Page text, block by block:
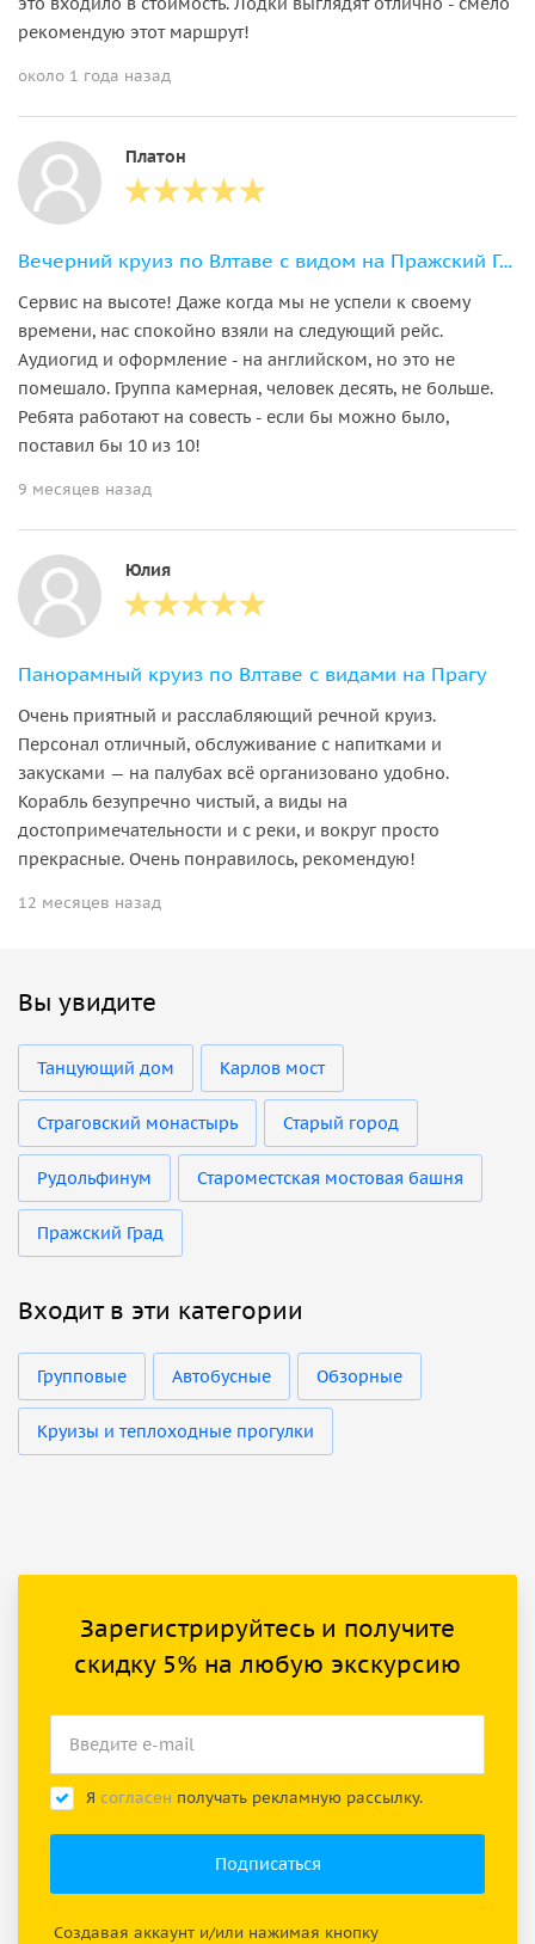
рекомендую этот маршрут!
около 1 года назад
Платон
Вечерний круиз по Влтаве с видом на Пражский Град и Карлов мост
Сервис на высоте! Даже когда мы не успели к своему
времени, нас спокойно взяли на следующий рейс.
Аудиогид и оформление - на английском, но это не
помешало. Группа камерная, человек десять, не больше.
Ребята работают на совесть - если бы можно было,
поставил бы 10 из 10!
9 месяцев назад
Юлия
Панорамный круиз по Влтаве с видами на Прагу
Очень приятный и расслабляющий речной круиз.
Персонал отличный, обслуживание с напитками и
закусками — на палубах всё организовано удобно.
Корабль безупречно чистый, а виды на
достопримечательности и с реки, и вокруг просто
прекрасные. Очень понравилось, рекомендую!
12 месяцев назад
Вы увидите
Танцующий дом Карлов мост
Страговский монастырь Старый город
Рудольфинум Староместская мостовая башня
Пражский Град
Входит в эти категории
Групповые Автобусные Обзорные
Круизы и теплоходные прогулки
Зарегистрируйтесь и получите
скидку 5% на любую экскурсию
Я согласен получать рекламную рассылку.
Создавая аккаунт и/или нажимая кнопку